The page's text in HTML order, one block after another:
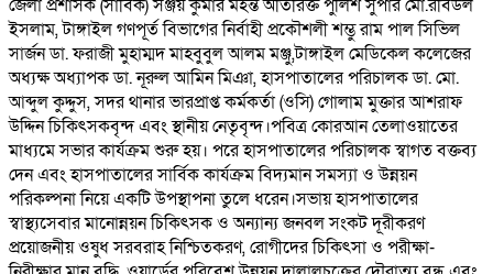
জেলা প্রশাসক (সার্বিক) সঞ্জয় কুমার মহন্ত অতিরিক্ত পুলিশ সুপার মো.রবিউল
ইসলাম, টাঙ্গাইল গণপূর্ত বিভাগের নির্বাহী প্রকৌশলী শম্ভু রাম পাল সিভিল
সার্জন ডা. ফরাজী মুহাম্মদ মাহবুবুল আলম মঞ্জু,টাঙ্গাইল মেডিকেল কলেজের
অধ্যক্ষ অধ্যাপক ডা. নূরুল আমিন মিঞা, হাসপাতালের পরিচালক ডা. মো.
আব্দুল কুদ্দুস, সদর থানার ভারপ্রাপ্ত কর্মকর্তা (ওসি) গোলাম মুক্তার আশরাফ
উদ্দিন চিকিৎসকবৃন্দ এবং স্থানীয় নেতৃবৃন্দ।পবিত্র কোরআন তেলাওয়াতের
মাধ্যমে সভার কার্যক্রম শুরু হয়। পরে হাসপাতালের পরিচালক স্বাগত বক্তব্য
দেন এবং হাসপাতালের সার্বিক কার্যক্রম বিদ্যমান সমস্যা ও উন্নয়ন
পরিকল্পনা নিয়ে একটি উপস্থাপনা তুলে ধরেন।সভায় হাসপাতালের
স্বাস্থ্যসেবার মানোন্নয়ন চিকিৎসক ও অন্যান্য জনবল সংকট দূরীকরণ
প্রয়োজনীয় ওষুধ সরবরাহ নিশ্চিতকরণ, রোগীদের চিকিৎসা ও পরীক্ষা-